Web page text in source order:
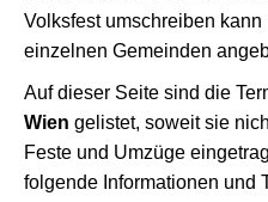
Volksfest umschreiben
einzelnen Gemeinden
Auf dieser Seite sind die
Wien gelistet, soweit sie
Feste und Umzüge
folgende Informationen und